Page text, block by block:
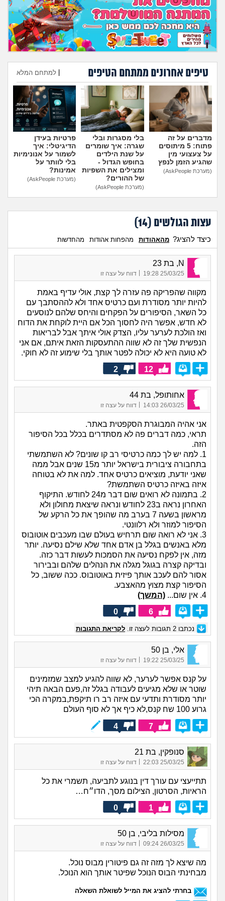
טיפים אחרונים ממתחם הטיפים למתחם המלא
הוספת טיפ
מדברים על זה
פתוח: 5 מיתוסים
על צעצועי מין
שהגיע הזמן לנפץ
(מערכת AskPeople)
בלי מסגרות ובלי
שגרה: איך שומרים
על שנת הילדים
בחופש הגדול -
ומצילים את השפיות
של ההורים?
(מערכת AskPeople)
פרטיות בעידן
הדיגיטלי: איך
לשמור על אנונימיות
בלי לוותר על
אמינות?
(מערכת AskPeople)
עצות הגולשים (14
)
כיצד להציג? מהאהודות מהפחות אהודות מהחדשות
N, בת 23
25/03/25 19:28
| דווח על עצה זו
מקווה שהפריקה פה עזרה לך קצת, אולי עדיף באמת
להיות יותר מסודרת ועם כרטיס אחד ולא לההסתבך עם
כל השאר, הסיפורים על הפקחים והיחס שלהם לנוסעים
לא חדש, אפשר היה לחסוך הכל אם היית לוקחת את הדוח
ואז הולכת לערער עליו, הצדק אולי איתך אבל לבריאות
הנפשית שלך זה לא שווה ההתעסקות הזאת איתם, אם אני
לא טועה היא לא יכולה לפטר אותך בלי שימוע זה לא חוקי.
12
2
אחותופל, בת 44
26/03/25 14:03 דווח על עצה זו
אני אהיה המבוגרת הסקפטית באתר.
תראי, כמה דברים פה לא מסתדרים בכלל בכל הסיפור
הזה.
1. למה יש לך כמה כרטיסי רב קו שונים? לא השתמשתי
בתחבורה ציבורית בישראל יותר מ15 שנים אבל ממה
שאני יודעת, מוציאים כרטיס אחד. למה את לא בטוחה
איזה באיזה כרטיס השתמשת?
2. בתמונה לא רואים שום דבר מ24 לחודש. התיקוף
האחרון נראה ב23 לחודש ונראה שיצאת מחולון ולא
מראשון בשעה 7 בערב מה שהופך את כל הרקע של
הסיפור למוזר ולא רלוונטי.
3. אני לא רואה שום תרחיש בעולם שבו מעכבים אוטובוס
מלא באנשים בגלל בן אדם אחד שלא שילם נסיעה. יותר
מזה, אין לפקח נסיעה את הסמכות לעשות דבר כזה.
ובדיקה קצרה בגוגל מגלה את הנהלים שלהם ובבירור
אסור להם לעכב אותך פיזית באוטובוס. ככה ששוב, כל
הסיפור קצת מצוץ מהאצבע.
4. אין שום...
(המשך)
6
0
נכתבו 2 תגובות לעצה זו. לקריאת התגובות
אלי, בן 50
25/03/25 19:22 דווח על עצה זו
על קנס אפשר לערער, לא שווה להגיע למצב שמזמינים
שוטר או שלא מגיעים לעבודה בגלל זה,פעם הבאה תיהי
יותר מסודרת ותדעי עם איזה רב רו תיקפת,במקרה הכי
גרוע 100 שח קנס,לא כיף אך לא סוף העולם
7
4
סנופקין, בת 21
25/03/25 22:03
| דווח על עצה זו
תתייעצי עם עורך דין בנוגע לתביעה, תשמרי את כל
הראיות, הסרטון, הצילום מסך, הדו״ח…
1
0
מסילות בליבי, בן 50
26/03/25 09:24
| דווח על עצה זו
מה שיצא לך מזה זה גם פיטורין מבוס נוכל.
מבחינתי הבוס הנוכל שפיטר אותך הוא הנוכל.
בחרתי להציג את המייל לשואלת השאלה